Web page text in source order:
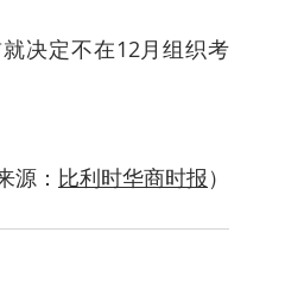
决定不在12月组织考
源： 比利时华商时报）